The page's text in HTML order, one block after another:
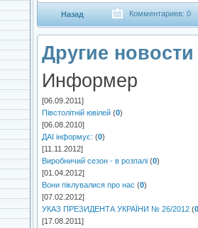
Назад Комментариев: 0
Другие
Информер
[06.09.2011]
Півстолітній ювілей (0)
[06.08.2010]
ДАІ інформує: (0)
[11.11.2012]
Виробничий сезон - в розпалі (0)
[01.04.2012]
Вони піклувалися про нас (0)
[07.02.2012]
УКАЗ ПРЕЗИДЕНТА УКРАЇНИ № 26/2012 (0
[17.08.2011]